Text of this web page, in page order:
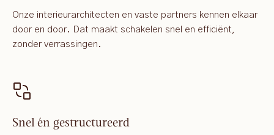
Onze interieurarchitecten en vaste partners kennen elkaar
door en door. Dat maakt schakelen snel en efficiënt,
zonder verrassingen.
Snel én gestructureerd